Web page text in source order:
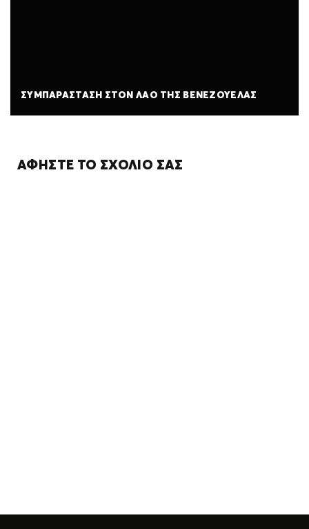
ΣΥΜΠΑΡΆΣΤΑΣΗ ΣΤΟΝ ΛΑΌ ΤΗΣ ΒΕΝΕΖΟΥΈΛΑΣ
ΑΦΉΣΤΕ ΤΟ ΣΧΌΛΙΌ ΣΑΣ